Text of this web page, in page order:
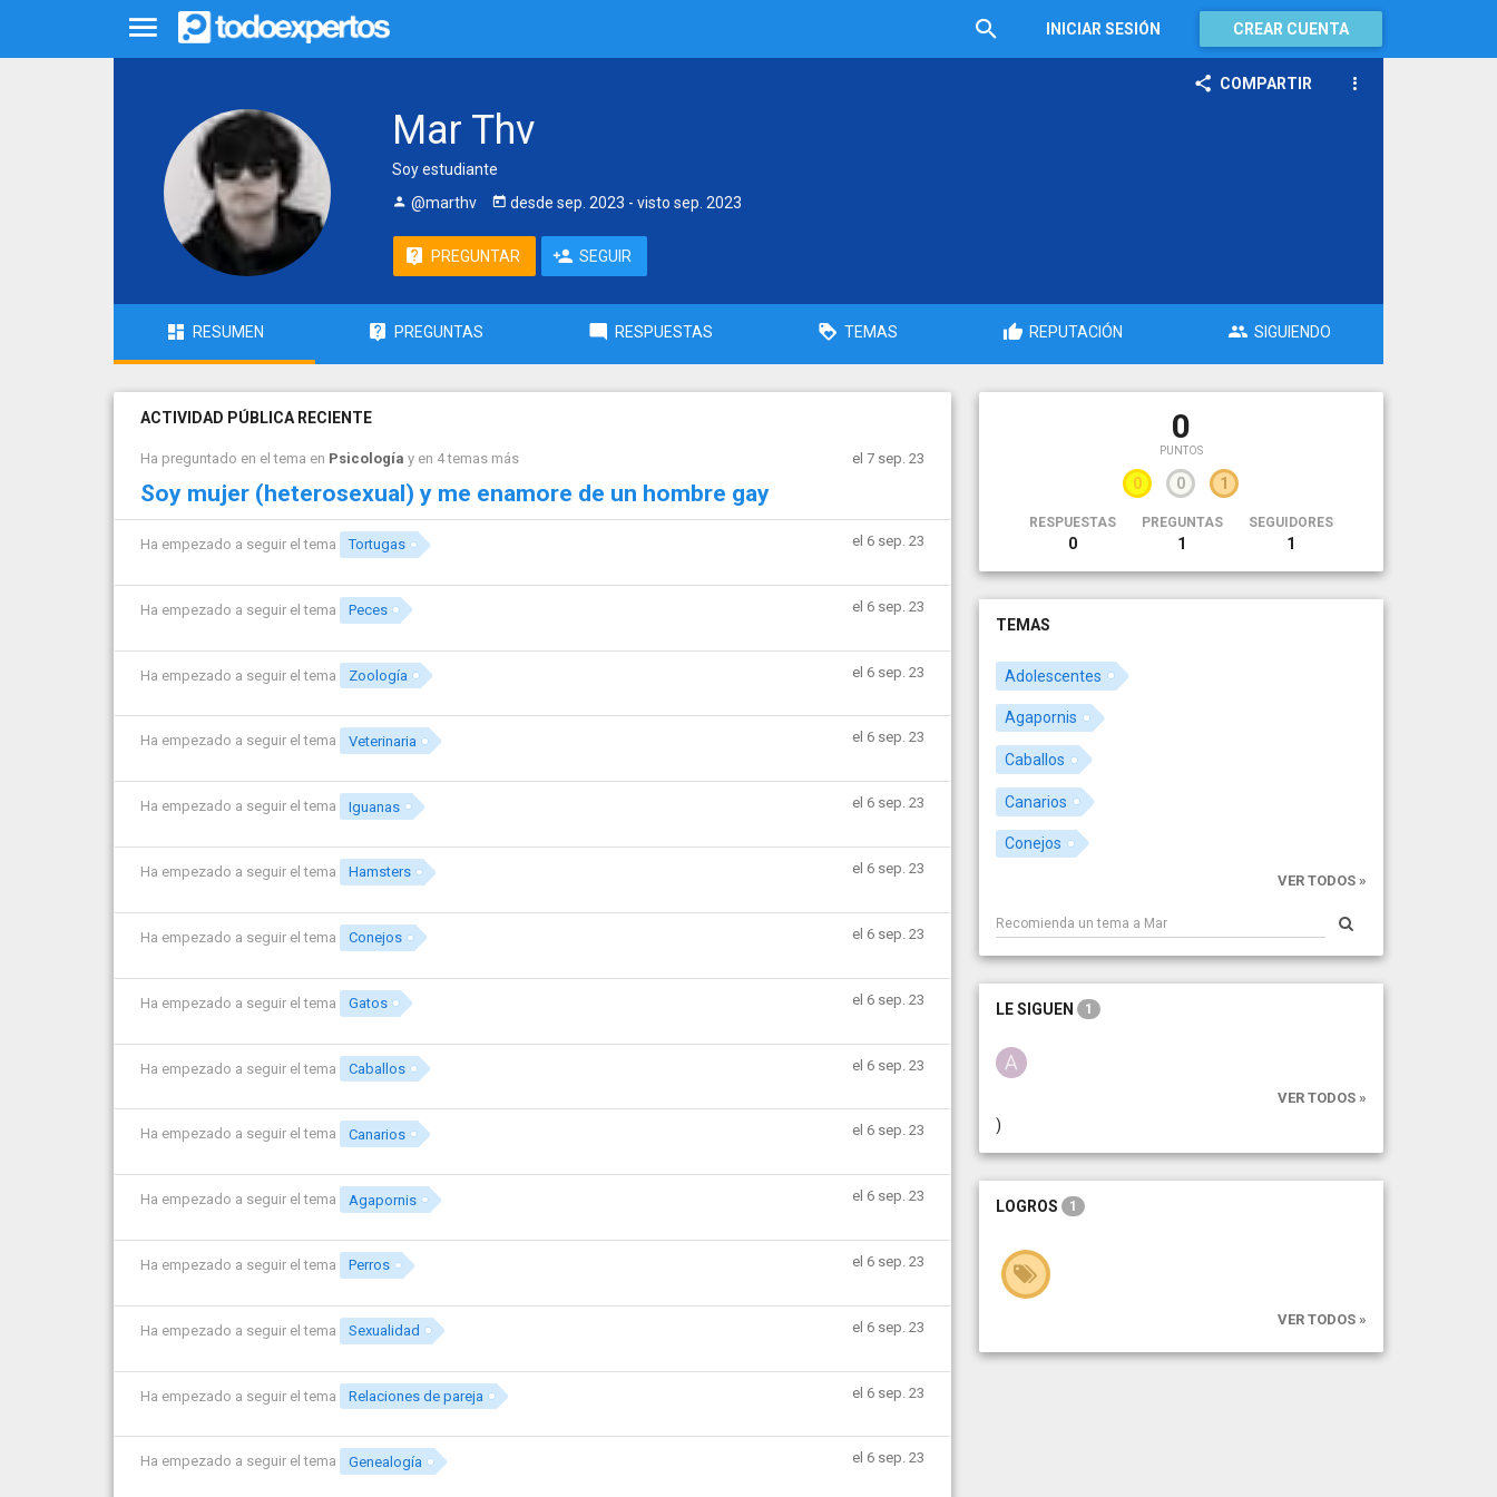
INICIAR SESIÓN CREAR CUENTA
COMPARTIR
Mar Thv
Soy estudiante
@marthv
desde sep. 2023 - visto sep. 2023
PREGUNTAR SEGUIR
RESUMEN PREGUNTAS RESPUESTAS TEMAS REPUTACIÓN SIGUIENDO
ACTIVIDAD PÚBLICA RECIENTE
Ha preguntado en el tema en Psicología y en 4 temas más el 7 sep. 23
Soy mujer (heterosexual) y me enamore de un hombre gay
Ha empezado a seguir el tema Tortugas el 6 sep. 23
Ha empezado a seguir el tema Peces el 6 sep. 23
Ha empezado a seguir el tema Zoología el 6 sep. 23
Ha empezado a seguir el tema Veterinaria el 6 sep. 23
Ha empezado a seguir el tema Iguanas el 6 sep. 23
Ha empezado a seguir el tema Hamsters el 6 sep. 23
Ha empezado a seguir el tema Conejos el 6 sep. 23
Ha empezado a seguir el tema Gatos el 6 sep. 23
Ha empezado a seguir el tema Caballos el 6 sep. 23
Ha empezado a seguir el tema Canarios el 6 sep. 23
Ha empezado a seguir el tema Agapornis el 6 sep. 23
Ha empezado a seguir el tema Perros el 6 sep. 23
Ha empezado a seguir el tema Sexualidad el 6 sep. 23
Ha empezado a seguir el tema Relaciones de pareja el 6 sep. 23
Ha empezado a seguir el tema Genealogía el 6 sep. 23
0
PUNTOS
0 0 1
RESPUESTAS
0
PREGUNTAS
1
SEGUIDORES
1
TEMAS
Adolescentes
Agapornis
Caballos
Canarios
Conejos
VER TODOS »
LE SIGUEN 1
VER TODOS »
)
LOGROS 1
VER TODOS »